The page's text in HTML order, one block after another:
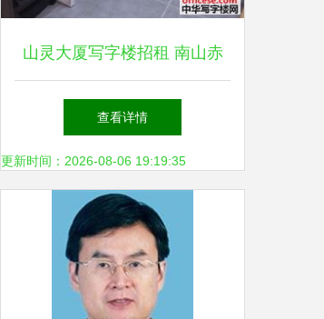
山灵大厦写字楼招租 南山赤
湾蛇口优质办公室，灵活注
册，拎包入驻
查看详情
更新时间：2026-08-06 19:19:35